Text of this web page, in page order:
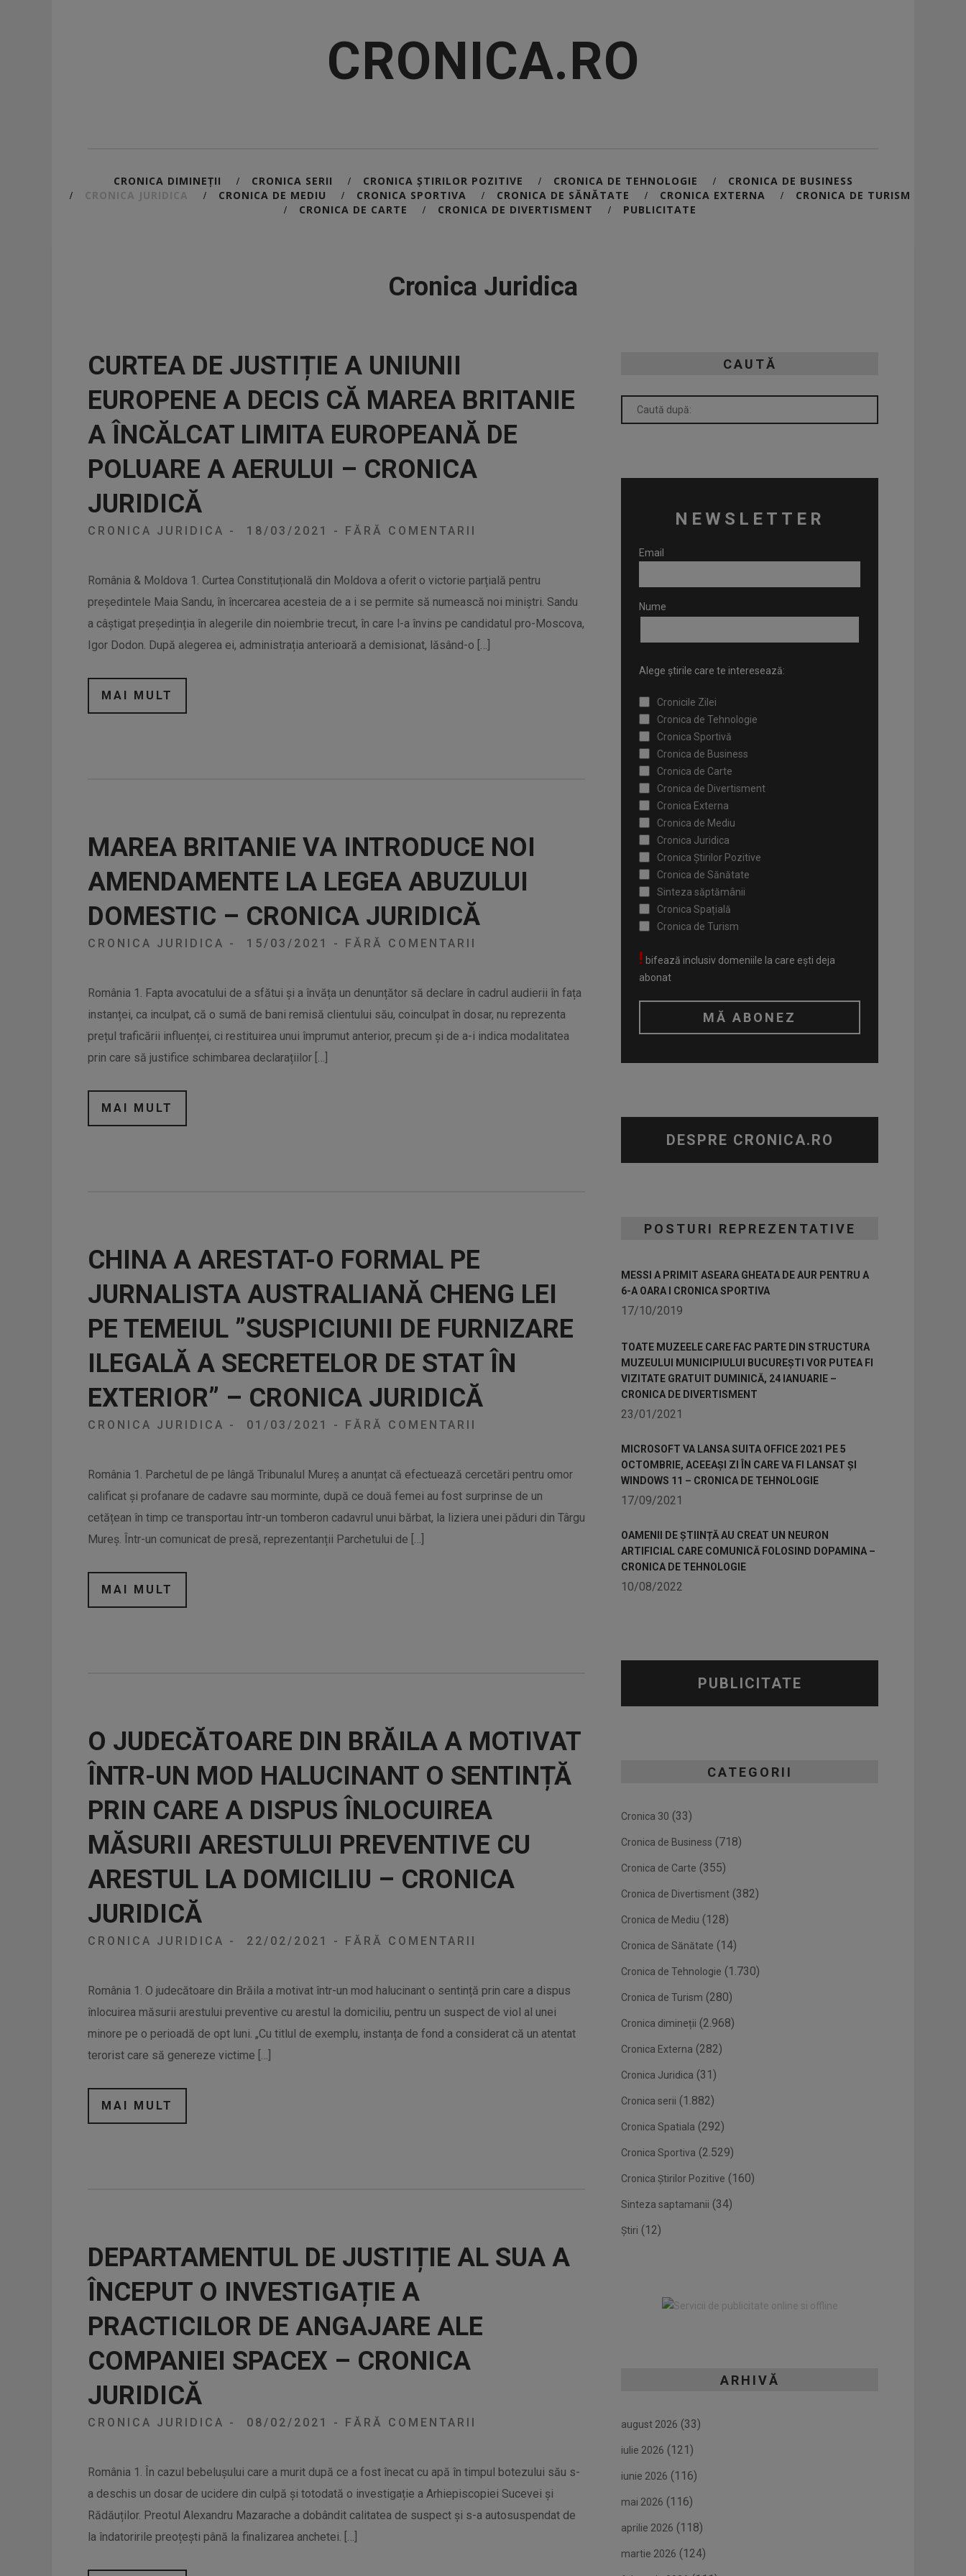
CRONICA.RO
CRONICA DIMINEȚII / CRONICA SERII / CRONICA ȘTIRILOR POZITIVE / CRONICA DE TEHNOLOGIE / CRONICA DE BUSINESS
/ CRONICA JURIDICA / CRONICA DE MEDIU / CRONICA SPORTIVA / CRONICA DE SĂNĂTATE / CRONICA EXTERNA / CRONICA DE TURISM
/ CRONICA DE CARTE / CRONICA DE DIVERTISMENT / PUBLICITATE
Cronica Juridica
CURTEA DE JUSTIȚIE A UNIUNII
EUROPENE A DECIS CĂ MAREA BRITANIE
A ÎNCĂLCAT LIMITA EUROPEANĂ DE
POLUARE A AERULUI – CRONICA
JURIDICĂ
CRONICA JURIDICA - 18/03/2021 - FĂRĂ COMENTARII
România & Moldova 1. Curtea Constituțională din Moldova a oferit o victorie parțială pentru
președintele Maia Sandu, în încercarea acesteia de a i se permite să numească noi miniștri. Sandu
a câștigat președinția în alegerile din noiembrie trecut, în care l-a învins pe candidatul pro-Moscova,
Igor Dodon. După alegerea ei, administrația anterioară a demisionat, lăsând-o […]
MAI MULT
MAREA BRITANIE VA INTRODUCE NOI
AMENDAMENTE LA LEGEA ABUZULUI
DOMESTIC – CRONICA JURIDICĂ
CRONICA JURIDICA - 15/03/2021 - FĂRĂ COMENTARII
România 1. Fapta avocatului de a sfătui și a învăța un denunțător să declare în cadrul audierii în fața
instanței, ca inculpat, că o sumă de bani remisă clientului său, coinculpat în dosar, nu reprezenta
prețul traficării influenței, ci restituirea unui împrumut anterior, precum și de a-i indica modalitatea
prin care să justifice schimbarea declarațiilor […]
MAI MULT
CHINA A ARESTAT-O FORMAL PE
JURNALISTA AUSTRALIANĂ CHENG LEI
PE TEMEIUL ”SUSPICIUNII DE FURNIZARE
ILEGALĂ A SECRETELOR DE STAT ÎN
EXTERIOR” – CRONICA JURIDICĂ
CRONICA JURIDICA - 01/03/2021 - FĂRĂ COMENTARII
România 1. Parchetul de pe lângă Tribunalul Mureș a anunțat că efectuează cercetări pentru omor
calificat și profanare de cadavre sau morminte, după ce două femei au fost surprinse de un
cetățean în timp ce transportau într-un tomberon cadavrul unui bărbat, la liziera unei păduri din Târgu
Mureș. Într-un comunicat de presă, reprezentanții Parchetului de […]
MAI MULT
O JUDECĂTOARE DIN BRĂILA A MOTIVAT
ÎNTR-UN MOD HALUCINANT O SENTINȚĂ
PRIN CARE A DISPUS ÎNLOCUIREA
MĂSURII ARESTULUI PREVENTIVE CU
ARESTUL LA DOMICILIU – CRONICA
JURIDICĂ
CRONICA JURIDICA - 22/02/2021 - FĂRĂ COMENTARII
România 1. O judecătoare din Brăila a motivat într-un mod halucinant o sentință prin care a dispus
înlocuirea măsurii arestului preventive cu arestul la domiciliu, pentru un suspect de viol al unei
minore pe o perioadă de opt luni. „Cu titlul de exemplu, instanța de fond a considerat că un atentat
terorist care să genereze victime […]
MAI MULT
DEPARTAMENTUL DE JUSTIȚIE AL SUA A
ÎNCEPUT O INVESTIGAȚIE A
PRACTICILOR DE ANGAJARE ALE
COMPANIEI SPACEX – CRONICA
JURIDICĂ
CRONICA JURIDICA - 08/02/2021 - FĂRĂ COMENTARII
România 1. În cazul bebelușului care a murit după ce a fost înecat cu apă în timpul botezului său s-
a deschis un dosar de ucidere din culpă și totodată o investigație a Arhiepiscopiei Sucevei și
Rădăuților. Preotul Alexandru Mazarache a dobândit calitatea de suspect și s-a autosuspendat de
la îndatoririle preoțești până la finalizarea anchetei. […]
CAUTĂ
NEWSLETTER
Email
Nume
Alege știrile care te interesează:
Cronicile Zilei
Cronica de Tehnologie
Cronica Sportivă
Cronica de Business
Cronica de Carte
Cronica de Divertisment
Cronica Externa
Cronica de Mediu
Cronica Juridica
Cronica Știrilor Pozitive
Cronica de Sănătate
Sinteza săptămânii
Cronica Spațială
Cronica de Turism
! bifează inclusiv domeniile la care ești deja
abonat
DESPRE CRONICA.RO
POSTURI REPREZENTATIVE
MESSI A PRIMIT ASEARA GHEATA DE AUR PENTRU A
6-A OARA I CRONICA SPORTIVA
17/10/2019
TOATE MUZEELE CARE FAC PARTE DIN STRUCTURA
MUZEULUI MUNICIPIULUI BUCUREȘTI VOR PUTEA FI
VIZITATE GRATUIT DUMINICĂ, 24 IANUARIE –
CRONICA DE DIVERTISMENT
23/01/2021
MICROSOFT VA LANSA SUITA OFFICE 2021 PE 5
OCTOMBRIE, ACEEAȘI ZI ÎN CARE VA FI LANSAT ȘI
WINDOWS 11 – CRONICA DE TEHNOLOGIE
17/09/2021
OAMENII DE ȘTIINȚĂ AU CREAT UN NEURON
ARTIFICIAL CARE COMUNICĂ FOLOSIND DOPAMINA –
CRONICA DE TEHNOLOGIE
10/08/2022
PUBLICITATE
CATEGORII
Cronica 30 (33)
Cronica de Business (718)
Cronica de Carte (355)
Cronica de Divertisment (382)
Cronica de Mediu (128)
Cronica de Sănătate (14)
Cronica de Tehnologie (1.730)
Cronica de Turism (280)
Cronica dimineții (2.968)
Cronica Externa (282)
Cronica Juridica (31)
Cronica serii (1.882)
Cronica Spatiala (292)
Cronica Sportiva (2.529)
Cronica Știrilor Pozitive (160)
Sinteza saptamanii (34)
Știri (12)
ARHIVĂ
august 2026 (33)
iulie 2026 (121)
iunie 2026 (116)
mai 2026 (116)
aprilie 2026 (118)
martie 2026 (124)